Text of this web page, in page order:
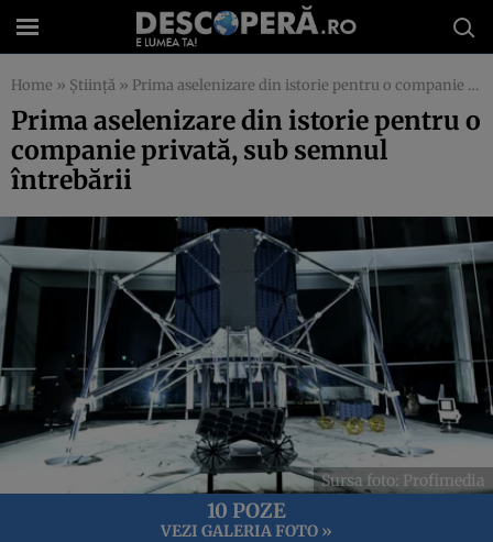
Home » Știință » Prima aselenizare din istorie pentru o companie privată, sub semnul întrebării
Prima aselenizare din istorie pentru o
companie privată, sub semnul
întrebării
Sursa foto: Profimedia
10 POZE
VEZI GALERIA FOTO »